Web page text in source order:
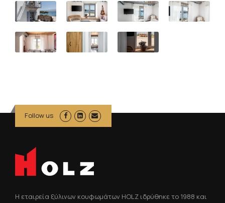
Follow us
Η εταιρεία ξύλινων κουφωμάτων HOLZ ιδρύθηκε το 1988 και